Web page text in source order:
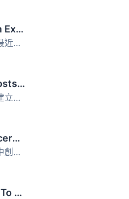
Recent Posts with Excerpts
這個小工具可以列出最近的文章標題，也可以選擇只列出特定分...
Ultimate Sticky Posts Widget
這是一款圍繞您需求建立的置頂文章 WordPress 外掛，是最容易...
Post and Page Excerpt Widgets
此外掛可以在側邊欄中創建小工具，顯示文章或頁面的摘要，您...
Content Encoded To RSS Feed